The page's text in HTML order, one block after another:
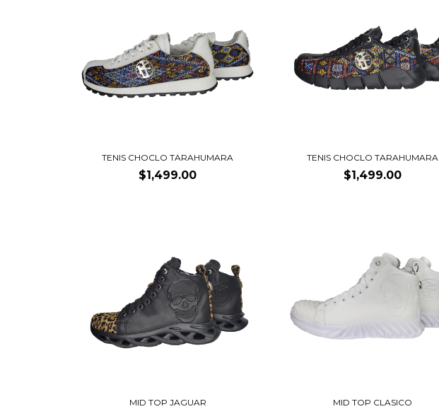
TENIS CHOCLO TARAHUMARA
$1,499.00
TENIS CHOCLO TARAHUMARA
$1,499.00
MID TOP JAGUAR MID TOP CLASICO